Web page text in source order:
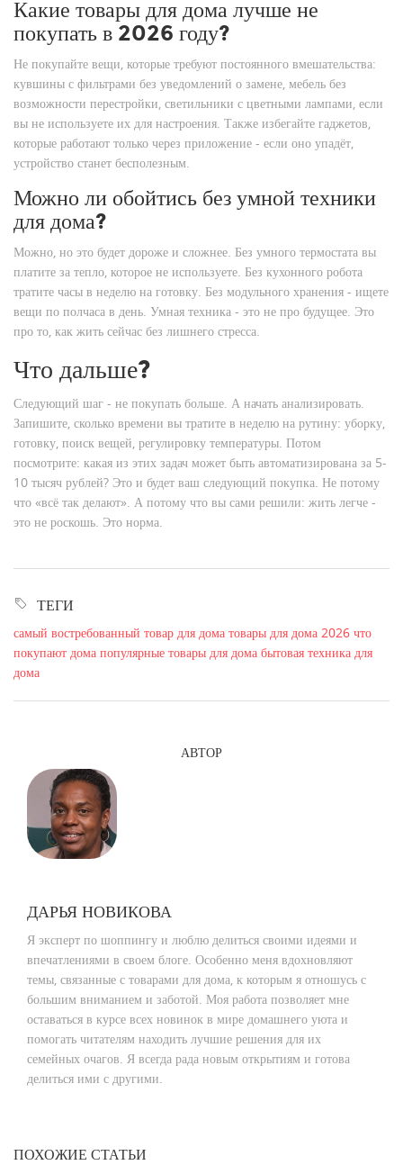
Какие товары для дома лучше не
покупать в 2026 году?
Не покупайте вещи, которые требуют постоянного вмешательства:
кувшины с фильтрами без уведомлений о замене, мебель без
возможности перестройки, светильники с цветными лампами, если
вы не используете их для настроения. Также избегайте гаджетов,
которые работают только через приложение - если оно упадёт,
устройство станет бесполезным.
Можно ли обойтись без умной техники
для дома?
Можно, но это будет дороже и сложнее. Без умного термостата вы
платите за тепло, которое не используете. Без кухонного робота
тратите часы в неделю на готовку. Без модульного хранения - ищете
вещи по полчаса в день. Умная техника - это не про будущее. Это
про то, как жить сейчас без лишнего стресса.
Что дальше?
Следующий шаг - не покупать больше. А начать анализировать.
Запишите, сколько времени вы тратите в неделю на рутину: уборку,
готовку, поиск вещей, регулировку температуры. Потом
посмотрите: какая из этих задач может быть автоматизирована за 5-
10 тысяч рублей? Это и будет ваш следующий покупка. Не потому
что «всё так делают». А потому что вы сами решили: жить легче -
это не роскошь. Это норма.
ТЕГИ
самый востребованный товар для дома товары для дома 2026 что
покупают дома популярные товары для дома бытовая техника для
дома
АВТОР
ДАРЬЯ НОВИКОВА
Я эксперт по шоппингу и люблю делиться своими идеями и
впечатлениями в своем блоге. Особенно меня вдохновляют
темы, связанные с товарами для дома, к которым я отношусь с
большим вниманием и заботой. Моя работа позволяет мне
оставаться в курсе всех новинок в мире домашнего уюта и
помогать читателям находить лучшие решения для их
семейных очагов. Я всегда рада новым открытиям и готова
делиться ими с другими.
ПОХОЖИЕ СТАТЬИ